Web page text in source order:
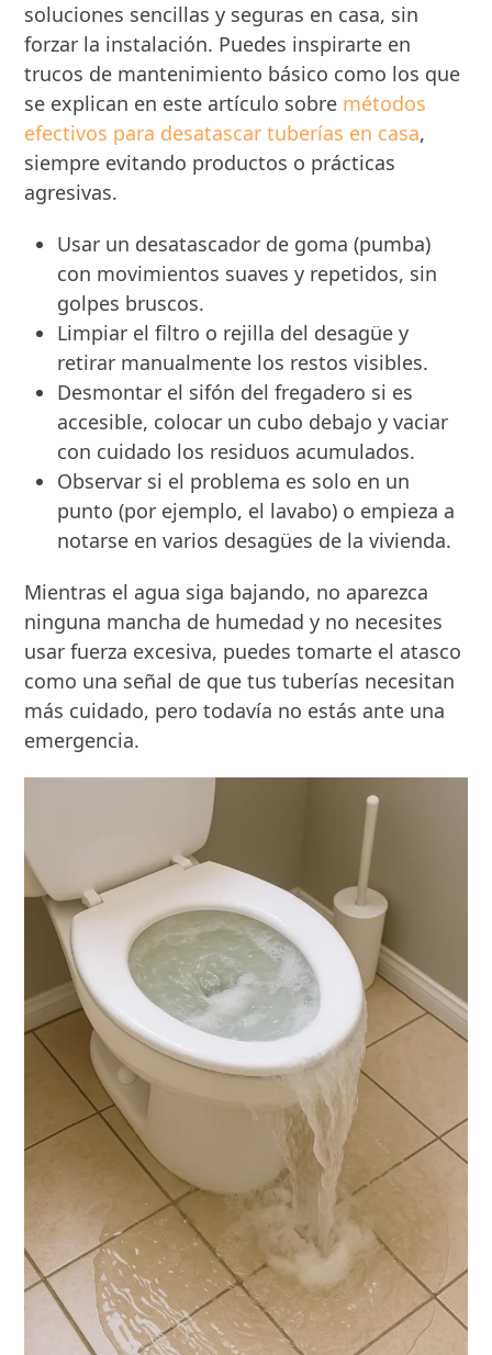
soluciones sencillas y seguras en casa, sin
forzar la instalación. Puedes inspirarte en
trucos de mantenimiento básico como los que
se explican en este artículo sobre métodos
efectivos para desatascar tuberías en casa,
siempre evitando productos o prácticas
agresivas.
Usar un desatascador de goma (pumba)
con movimientos suaves y repetidos, sin
golpes bruscos.
Limpiar el filtro o rejilla del desagüe y
retirar manualmente los restos visibles.
Desmontar el sifón del fregadero si es
accesible, colocar un cubo debajo y vaciar
con cuidado los residuos acumulados.
Observar si el problema es solo en un
punto (por ejemplo, el lavabo) o empieza a
notarse en varios desagües de la vivienda.
Mientras el agua siga bajando, no aparezca
ninguna mancha de humedad y no necesites
usar fuerza excesiva, puedes tomarte el atasco
como una señal de que tus tuberías necesitan
más cuidado, pero todavía no estás ante una
emergencia.